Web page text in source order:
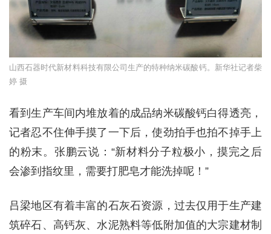
山西石器时代新材料科技有限公司生产的特种纳米碳酸钙。新华社记者柴
婷 摄
看到生产车间内堆放着的成品纳米碳酸钙白得透亮，
记者忍不住伸手摸了一下后，使劲拍手也拍不掉手上
的粉末。张鹏云说：“新材料分子粒极小，摸完之后
会渗到指纹里，需要打肥皂才能洗掉呢！”
吕梁地区有着丰富的石灰石资源，过去仅用于生产建
筑碎石、高钙灰、水泥熟料等低附加值的大宗建材制